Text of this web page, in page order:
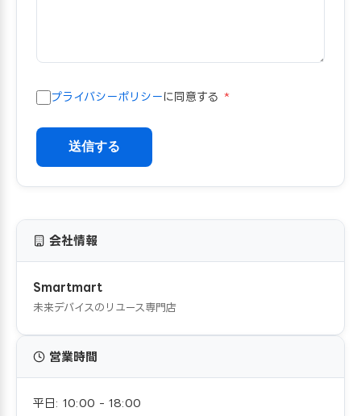
プライバシーポリシーに同意する *
送信する
会社情報
Smartmart
未来デバイスのリユース専門店
営業時間
平日: 10:00 - 18:00